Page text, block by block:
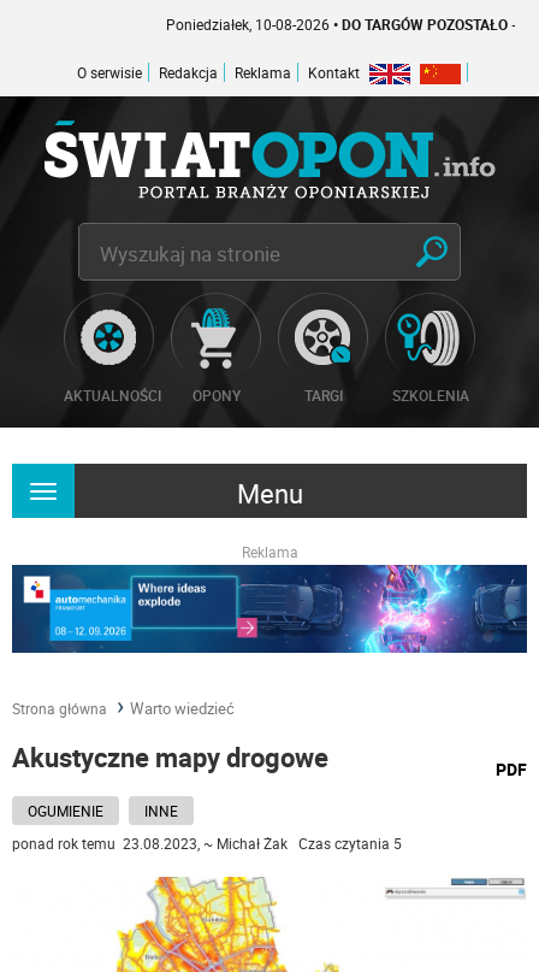
Poniedziałek, 10-08-2026• DO TARGÓW POZOSTAŁO -1 DNI
O serwisie Redakcja Reklama Kontakt
AKTUALNOŚCI OPONY TARGI SZKOLENIA
Menu
Rozwiń
Reklama
Strona główna Warto wiedzieć
Akustyczne mapy drogowe PDF
OGUMIENIE
INNE
ponad rok temu 23.08.2023, ~ Michał Żak Czas czytania 5